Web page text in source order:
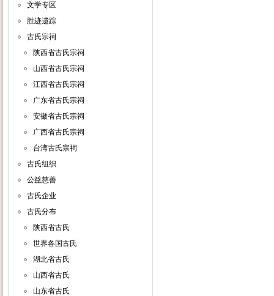
文学专区
胜迹遗踪
古氏宗祠
陕西省古氏宗祠
山西省古氏宗祠
江西省古氏宗祠
广东省古氏宗祠
安徽省古氏宗祠
广西省古氏宗祠
台湾古氏宗祠
古氏组织
公益慈善
古氏企业
古氏分布
陕西省古氏
世界各国古氏
湖北省古氏
山西省古氏
山东省古氏